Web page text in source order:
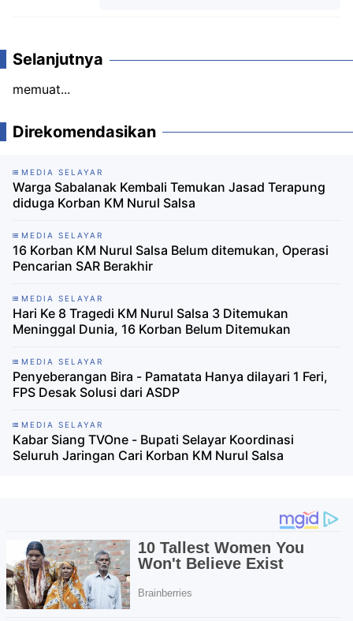
Selanjutnya
memuat...
Direkomendasikan
MEDIA SELAYAR
Warga Sabalanak Kembali Temukan Jasad Terapung
diduga Korban KM Nurul Salsa
MEDIA SELAYAR
16 Korban KM Nurul Salsa Belum ditemukan, Operasi
Pencarian SAR Berakhir
MEDIA SELAYAR
Hari Ke 8 Tragedi KM Nurul Salsa 3 Ditemukan
Meninggal Dunia, 16 Korban Belum Ditemukan
MEDIA SELAYAR
Penyeberangan Bira - Pamatata Hanya dilayari 1 Feri,
FPS Desak Solusi dari ASDP
MEDIA SELAYAR
Kabar Siang TVOne - Bupati Selayar Koordinasi
Seluruh Jaringan Cari Korban KM Nurul Salsa